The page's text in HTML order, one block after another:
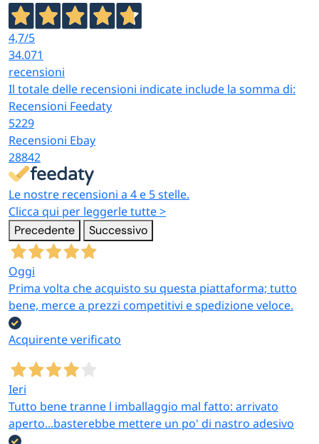
4,7/5
34.071
recensioni
Il totale delle recensioni indicate include la somma di:
Recensioni Feedaty
5229
Recensioni Ebay
28842
Le nostre recensioni a 4 e 5 stelle.
Clicca qui per leggerle tutte >
Precedente Successivo
Oggi
Prima volta che acquisto su questa piattaforma; tutto
bene, merce a prezzi competitivi e spedizione veloce.
Acquirente verificato
Ieri
Tutto bene tranne l imballaggio mal fatto: arrivato
aperto...basterebbe mettere un po' di nastro adesivo